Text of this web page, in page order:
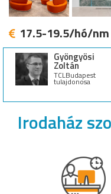
17.5-19.5/hó/nm
Gyöngyösi
Zoltán
TCLBudapest
tulajdonosa
Irodaház